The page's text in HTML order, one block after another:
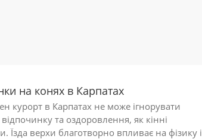
на конях в Карпатах
курорт в Карпатах не може ігнорувати
та оздоровлення, як кінні
Їзда верхи благотворно впливає на фізику і